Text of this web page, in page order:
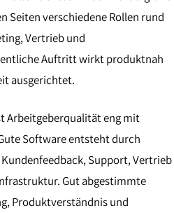
Seiten verschiedene Rollen rund
Vertrieb und
Auftritt wirkt produktnah
ausgerichtet.
Arbeitgeberqualität eng mit
Software entsteht durch
Support, Vertrieb
Gut abgestimmte
Produktverständnis und